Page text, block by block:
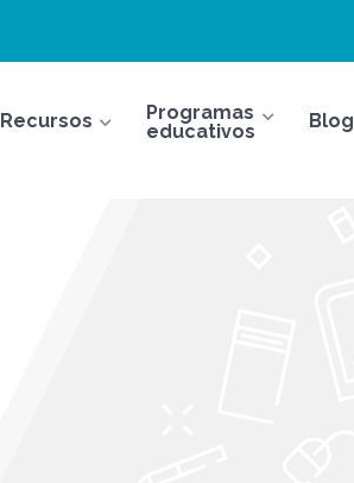
Recursos
Programas
educativos
Blog